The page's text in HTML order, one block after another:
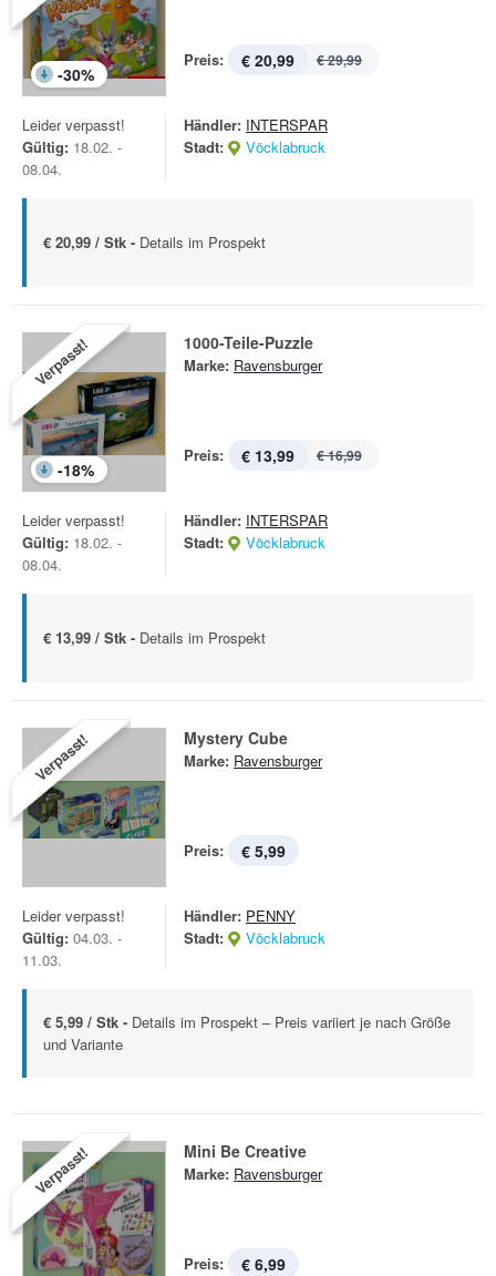
-30%
Preis: € 20,99 € 29,99
Leider verpasst!
Gültig: 18.02. -
08.04.
Händler: INTERSPAR
Stadt:
Vöcklabruck
€ 20,99 / Stk - Details im Prospekt
Verpasst!
-18%
1000-Teile-Puzzle
Marke: Ravensburger
Preis: € 13,99 € 16,99
Leider verpasst!
Gültig: 18.02. -
08.04.
Händler: INTERSPAR
Stadt:
Vöcklabruck
€ 13,99 / Stk - Details im Prospekt
Verpasst! Mystery Cube
Marke: Ravensburger
Preis: € 5,99
Leider verpasst!
Gültig: 04.03. -
11.03.
Händler: PENNY
Stadt:
Vöcklabruck
€ 5,99 / Stk - Details im Prospekt – Preis variiert je nach Größe
und Variante
Verpasst! Mini Be Creative
Marke: Ravensburger
Preis: € 6,99